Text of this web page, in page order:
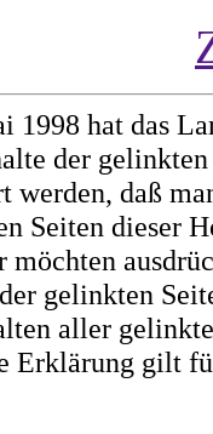
hat das
der
werden, daß
Seiten dieser
gelinkten
aller
Erklärung gilt